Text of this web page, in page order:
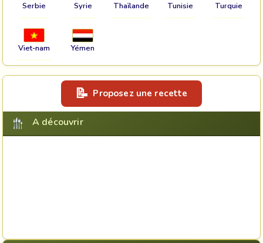
Serbie Syrie Thaïlande Tunisie Turquie
Viet-nam Yémen
Proposez une recette
A découvrir